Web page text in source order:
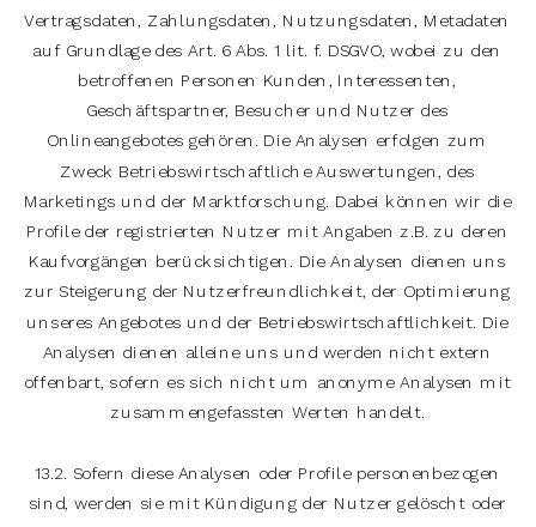
Vertragsdaten, Zahlungsdaten, Nutzungsdaten, Metadaten
auf Grundlage des Art. 6 Abs. 1 lit. f. DSGVO, wobei zu den
betroffenen Personen Kunden, Interessenten,
Geschäftspartner, Besucher und Nutzer des
Onlineangebotes gehören. Die Analysen erfolgen zum
Zweck Betriebswirtschaftliche Auswertungen, des
Marketings und der Marktforschung. Dabei können wir die
Profile der registrierten Nutzer mit Angaben z.B. zu deren
Kaufvorgängen berücksichtigen. Die Analysen dienen uns
zur Steigerung der Nutzerfreundlichkeit, der Optimierung
unseres Angebotes und der Betriebswirtschaftlichkeit. Die
Analysen dienen alleine uns und werden nicht extern
offenbart, sofern es sich nicht um anonyme Analysen mit
zusammengefassten Werten handelt.
13.2. Sofern diese Analysen oder Profile personenbezogen
sind, werden sie mit Kündigung der Nutzer gelöscht oder